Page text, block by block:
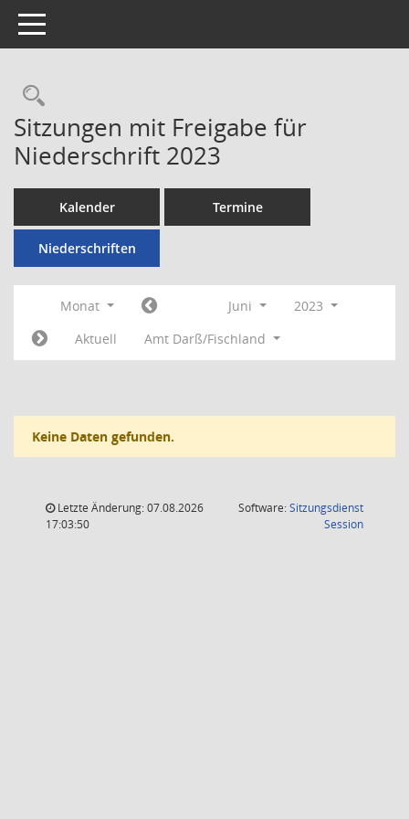
Toggle navigation
Rechercheauswahl
Sitzungen mit Freigabe für
Niederschrift 2023
Kalender Termine
Niederschriften
Monat Juni
2023
Aktuell
Amt Darß/Fischland
Keine Daten gefunden.
Letzte Änderung: 07.08.2026
17:03:50
Software:Sitzungsdienst
Session(Wird in